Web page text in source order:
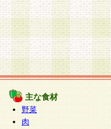
主な食材
野菜
肉